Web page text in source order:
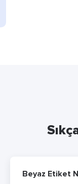
Beyaz Etiket